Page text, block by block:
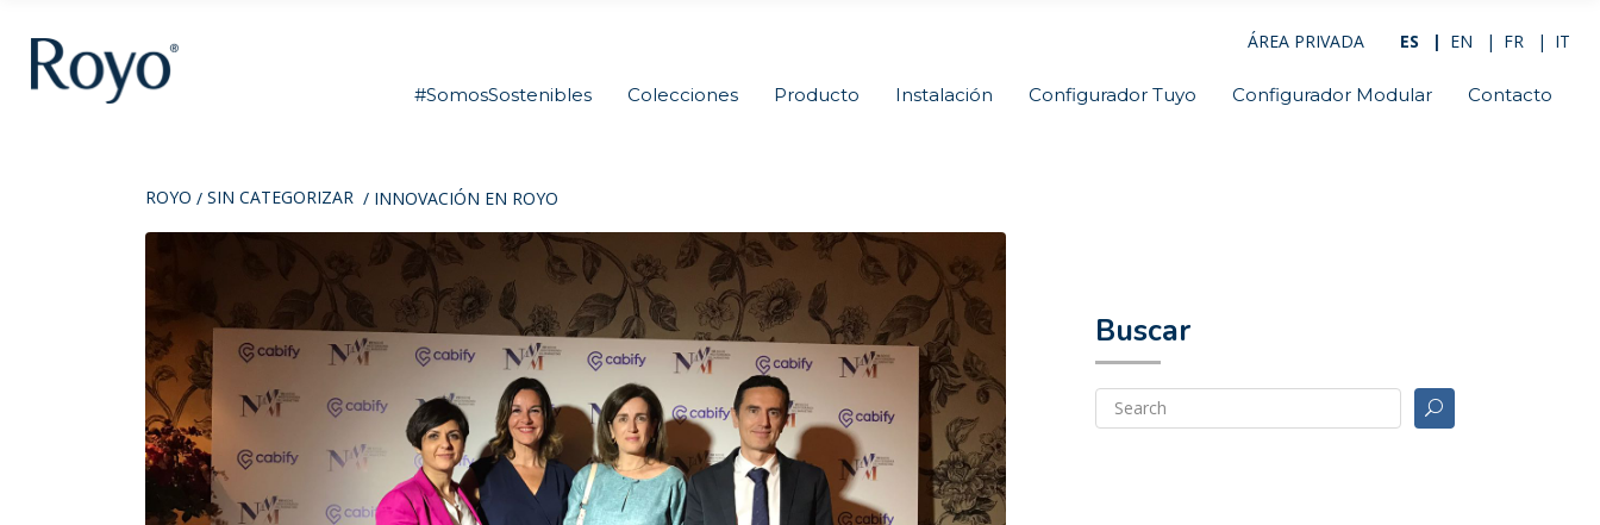
ÁREA PRIVADA ES EN FR IT
#SomosSostenibles Colecciones Producto Instalación Configurador Tuyo Configurador Modular Contacto
ROYO / SIN CATEGORIZAR / INNOVACIÓN EN ROYO
Buscar